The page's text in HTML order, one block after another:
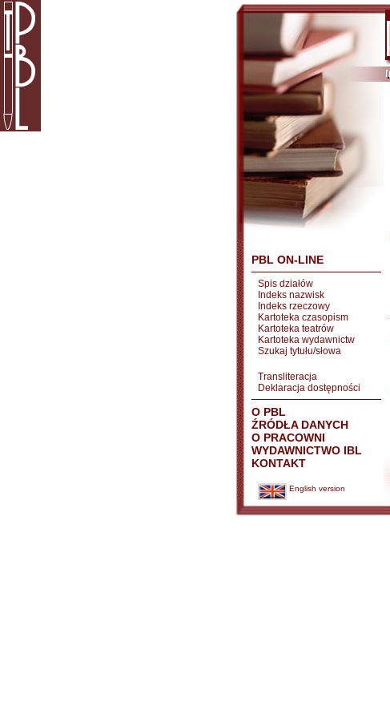
PBL ON-LINE
Spis działów
Indeks nazwisk
Indeks rzeczowy
Kartoteka czasopism
Kartoteka teatrów
Kartoteka wydawnictw
Szukaj tytułu/słowa
Transliteracja
Deklaracja dostępności
O PBL
ŹRÓDŁA DANYCH
O PRACOWNI
WYDAWNICTWO IBL
KONTAKT
English version